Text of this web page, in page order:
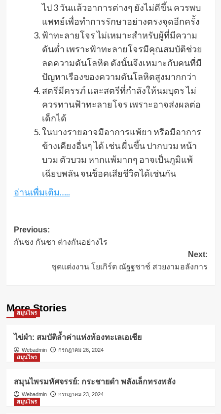
ไป 3 วันแล้วอาการต่างๆ ยังไม่ดีขึ้น ควรพบ
แพทย์เพื่อทำการรักษาอย่างตรงจุดอีกครั้ง
ฟ้าทะลายโจร ไม่เหมาะสำหรับผู้ที่มีความ
ดันต่ำ เพราะฟ้าทะลายโจรมีคุณสมบัติช่วย
ลดความดันโลหิต ดังนั้นจึงเหมาะกับคนที่มี
ปัญหาเรืองของความดันโลหิตสูงมากกว่า
สตรีมีครรภ์ และสตรีที่กำลังให้นมบุตร ไม่
ควรทานฟ้าทะลายโจร เพราะอาจส่งผลต่อ
เด็กได้
ในบางรายอาจมีอาการแพ้ยา หรือมีอาการ
ข้างเคียงอื่นๆ ได้ เช่น ผื่นขึ้น ปากบวม หน้า
บวม ตัวบวม หากแพ้มากๆ อาจเป็นภูมิแพ้
เฉียบพลัน จนช็อคเสียชีวิตได้เช่นกัน
อ่านเพื่มเติม…..
Post
navigation
Previous:
กันชง กันชา ต่างกันอย่างไร
Next:
ชุดแต่งงาน โยเกิร์ต ณัฐฐชาช์ สวยงามอลังการ
More Stories
สมุนไพร
ไข่ผำ: สมบัติล้ำค่าแห่งท้องทะเลเอเชีย
Webadmin
กรกฎาคม 26, 2024
สมุนไพร
สมุนไพรมหัศจรรย์: กระชายดำ พลังเล็กทรงพลัง
Webadmin
กรกฎาคม 23, 2024
สมุนไพร